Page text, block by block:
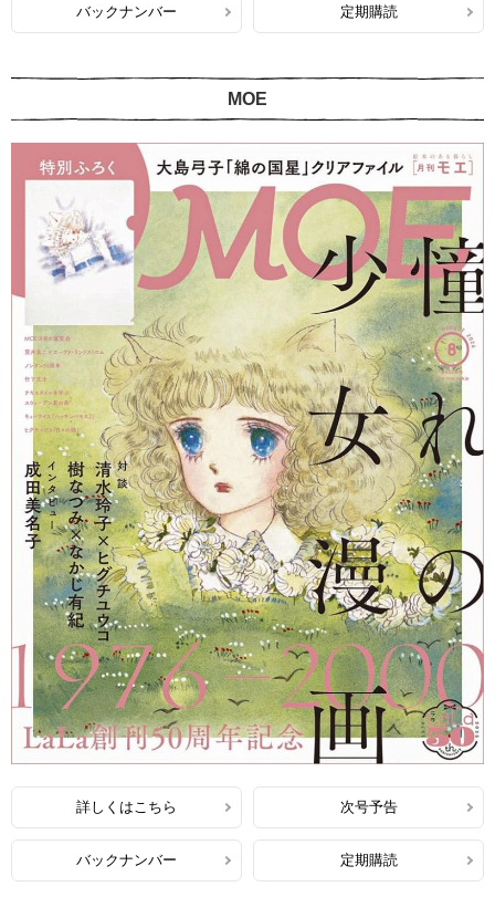
バックナンバー 定期購読
MOE
詳しくはこちら 次号予告
バックナンバー 定期購読